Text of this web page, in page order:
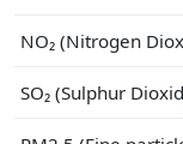
NO₂ (Nitrogen
SO₂ (Sulphur